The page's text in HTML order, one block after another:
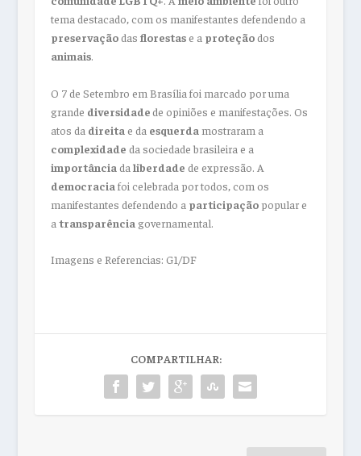
tema destacado, com os manifestantes defendendo a
preservaçãodas florestase a proteçãodos
animais.
O 7 de Setembro em Brasília foi marcado por uma
grande diversidadede opiniões e manifestações. Os
atos da direita e da esquerda mostraram a
complexidade da sociedade brasileira e a
importância da liberdade de expressão. A
democracia foi celebrada por todos, com os
manifestantes defendendo a participaçãopopular e
a transparência governamental.
Imagens e Referencias: G1/DF
COMPARTILHAR: